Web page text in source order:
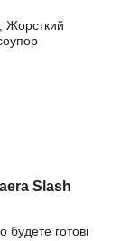
Жорсткий
Slash
готові